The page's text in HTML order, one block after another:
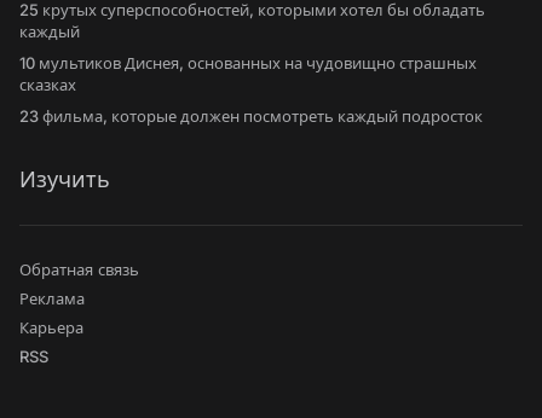
25 крутых суперспособностей, которыми хотел бы обладать
каждый
10 мультиков Диснея, основанных на чудовищно страшных
сказках
23 фильма, которые должен посмотреть каждый подросток
Изучить
Обратная связь
Реклама
Карьера
RSS